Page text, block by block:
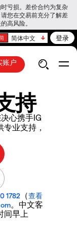
亏损。差价合约为复杂
您在交易前充分了解差
高风险。
简体中文 登录
账户
持​​​​​​​
心携手IG
业支持，
1782 （查看
。中文客
间早上